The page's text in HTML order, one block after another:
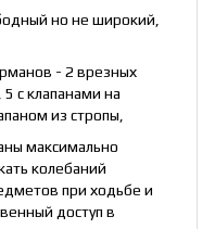
но не широкий,
- 2 врезных
с клапанами на
из стропы,
максимально
колебаний
при ходьбе и
доступ в